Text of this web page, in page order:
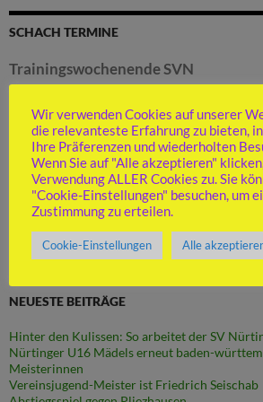
SCHACH TERMINE
Trainingswochenende SVN
Startdatum:
Enddatum:13. September 2026
Tagesveranstaltung
Ort:Bad Schussenried
Details
NEUESTE BEITRÄGE
Hinter den Kulissen: So arbeitet der SV
Nürtinger U16 Mädels erneut baden-
Meisterinnen
Vereinsjugend-Meister ist Friedrich Seischab
Wir verwenden Cookies auf unserer
die relevanteste Erfahrung zu bieten,
Ihre Präferenzen und wiederholten
Wenn Sie auf "Alle akzeptieren"
Verwendung ALLER Cookies zu. Sie
"Cookie-Einstellungen" besuchen, um
Zustimmung zu erteilen.
Cookie-Einstellungen Alle